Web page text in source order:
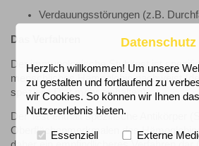
Verdauungsstörungen (z.B.
Das Verfahren
Der immunologische Stuhltest ist
menschliches Hämoglobin nachweist
spezielle Diät mehr einhalten).
Der Test enthält spezifische Antikörper
Oberflächenmerkmalen des
Datenschutz
Herzlich willkommen! Um unsere
zu gestalten und fortlaufend zu
wir Cookies. So können wir Ihnen
Nutzererlebnis bieten.
Essenziell Externe